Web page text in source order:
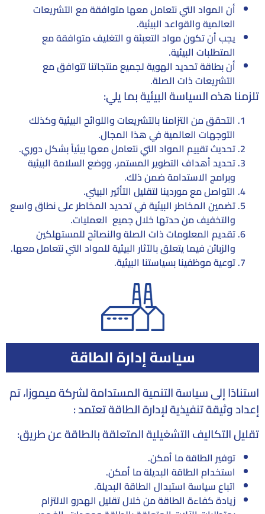
أن المواد التي نتعامل معها متوافقة مع التشريعات
العالمية والقواعد البيئية.
يجب أن تكون مواد التعبئة و التغليف متوافقة مع
المتطلبات البيئية.
أن بطاقة تحديد الهوية لجميع منتجاتنا تتوافق مع
التشريعات ذات الصلة.
تلزمنا هذه السياسة البيئية بما يلي:
التحقق من التزامنا بالتشريعات واللوائح البيئية وكذلك
التوجهات العالمية في هذا المجال.
تحديث تقييم المواد التي نتعامل معها بيئياً بشكل دوري.
تحديد أهداف التطوير المستمر، ووضع السلامة البيئية
وبرامج الاستدامة ضمن ذلك.
التواصل مع موردينا لتقليل التأثير البيئي.
تضمين المخاطر البيئية في تحديد المخاطر على نطاق واسع
والتخفيف من حدتها خلال جميع العمليات.
تقديم المعلومات ذات الصلة والنصائح للمستهلكين
والزبائن فيما يتعلق بالآثار البيئية للمواد التي نتعامل معها.
توعية موظفينا بسياستنا البيئية.
سياسة إدارة الطاقة
استنادًا إلى سياسة التنمية المستدامة لشركة ميموزا، تم
إعداد وثيقة تنفيذية لإدارة الطاقة تعتمد :
تقليل التكاليف التشغيلية المتعلقة بالطاقة عن طريق:
توفير الطاقة ما أمكن.
استخدام الطاقة البديلة ما أمكن.
اتباع سياسة استبدال الطاقة البديلة.
زيادة كفاءة الطاقة من خلال تقليل الهدرو الالتزام